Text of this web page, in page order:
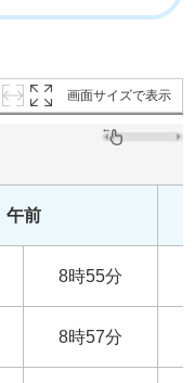
画面サイズで表示
午前
8時55分
8時57分